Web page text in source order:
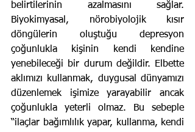
belirtilerinin azalmasını sağlar.
Biyokimyasal, nörobiyolojik kısır
döngülerin oluştuğu depresyon
çoğunlukla kişinin kendi kendine
yenebileceği bir durum değildir. Elbette
aklımızı kullanmak, duygusal dünyamızı
düzenlemek işimize yarayabilir ancak
çoğunlukla yeterli olmaz. Bu sebeple
“ilaçlar bağımlılık yapar, kullanma, kendi